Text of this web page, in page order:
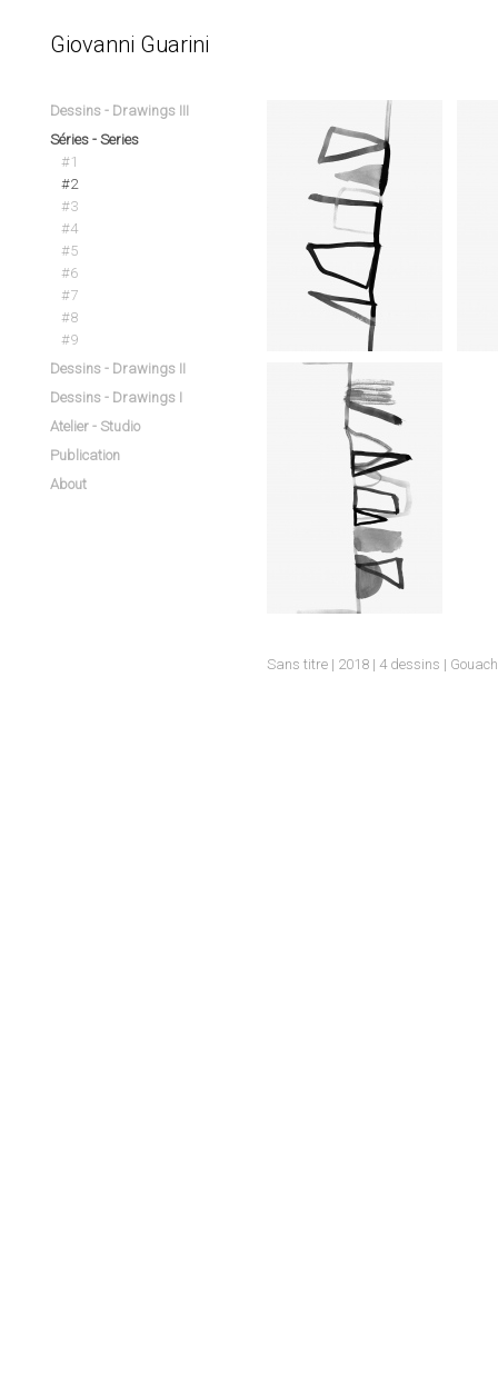
Giovanni Guarini
Dessins - Drawings III
Séries - Series
#1
#2
#3
#4
#5
#6
#7
#8
#9
Dessins - Drawings II
Dessins - Drawings I
Atelier - Studio
Publication
About
Sans titre | 2018 | 4 dessins |